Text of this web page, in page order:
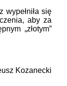
się
aby za
„złotym”
Kozanecki